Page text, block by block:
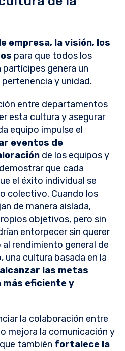
empresa, la visión, los
para que todos los
genera un
y unidad.
entre departamentos
esta cultura y asegurar
equipo impulse el
eventos de
de los equipos y
que cada
el éxito individual se
colectivo. Cuando los
de manera aislada,
objetivos, pero sin
entorpecer sin querer
rendimiento general de
una cultura basada en la
alcanzar las metas
más eficiente y
la colaboración entre
mejora la comunicación y
también fortalece la